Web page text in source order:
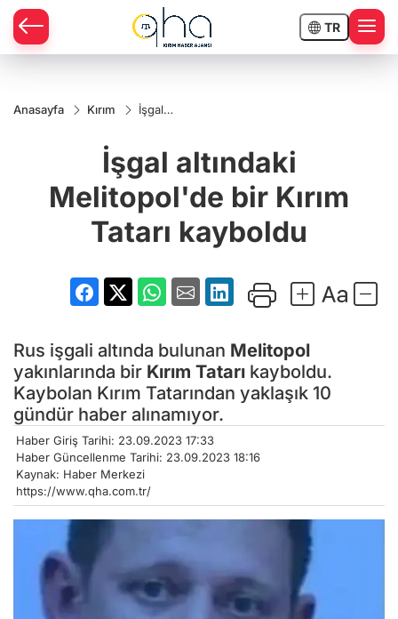
TR
Anasayfa Kırım
İşgal
bir Kırım
Tatarı
kayboldu
İşgal altındaki
Melitopol'de bir Kırım
Tatarı kayboldu
Rus işgali altında bulunan Melitopol
yakınlarında bir Kırım Tatarı kayboldu.
Kaybolan Kırım Tatarından yaklaşık 10
gündür haber alınamıyor.
Haber Giriş Tarihi: 23.09.2023 17:33
Haber Güncellenme Tarihi: 23.09.2023 18:16
Kaynak: Haber Merkezi
https://www.qha.com.tr/